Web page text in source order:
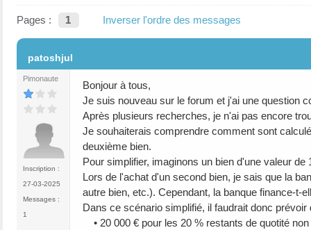
Pages : 1 Inverser l'ordre des messages
patoshjul
Pimonaute
Inscription :
27-03-2025
Messages :
1
Bonjour à tous,
Je suis nouveau sur le forum et j'ai une question
Après plusieurs recherches, je n'ai pas encore
Je souhaiterais comprendre comment sont
deuxième bien.
Pour simplifier, imaginons un bien d'une valeur
Lors de l'achat d'un second bien, je sais que la
autre bien, etc.). Cependant, la banque finance-t-
Dans ce scénario simplifié, il faudrait donc prévoir
• 20 000 € pour les 20 % restants de quotité